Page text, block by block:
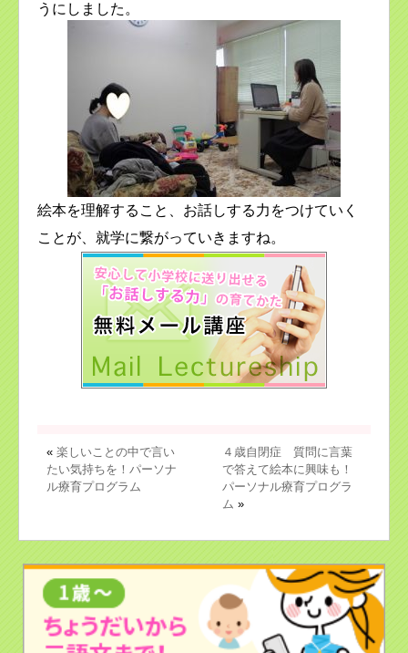
うにしました。
絵本を理解すること、お話しする力をつけていく
ことが、就学に繋がっていきますね。
« 楽しいことの中で言い
たい気持ちを！パーソナ
ル療育プログラム
４歳自閉症 質問に言葉
で答えて絵本に興味も！
パーソナル療育プログラ
ム »